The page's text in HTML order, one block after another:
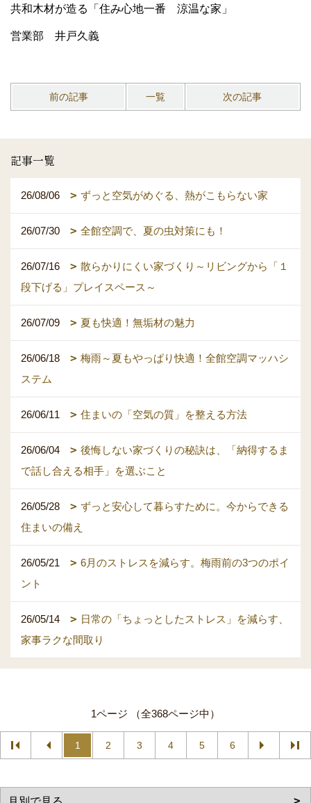
共和木材が造る「住み心地一番 涼温な家」
営業部 井戸久義
前の記事 一覧 次の記事
記事一覧
26/08/06 ずっと空気がめぐる、熱がこもらない家
26/07/30 全館空調で、夏の虫対策にも！
26/07/16
散らかりにくい家づくり～リビングから「１
段下げる」プレイスペース～
26/07/09 夏も快適！無垢材の魅力
26/06/18
梅雨～夏もやっぱり快適！全館空調マッハシ
ステム
26/06/11 住まいの「空気の質」を整える方法
26/06/04
後悔しない家づくりの秘訣は、「納得するま
で話し合える相手」を選ぶこと
26/05/28
ずっと安心して暮らすために。今からできる
住まいの備え
26/05/21
6月のストレスを減らす。梅雨前の3つのポイ
ント
26/05/14
日常の「ちょっとしたストレス」を減らす、
家事ラクな間取り
1ページ （全368ページ中）
1 2 3 4 5 6